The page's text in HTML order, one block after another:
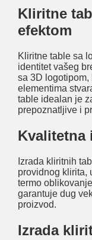
Kliritne
efektom
Kliritne table sa
identitet vašeg
sa 3D
elementima
table idealan je
prepoznatljive i
Kvalitetna
Izrada kliritnih
providnog klirita,
termo
garantuje dug
proizvod.
Izrada